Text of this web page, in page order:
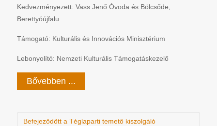
Kedvezményezett: Vass Jenő Óvoda és Bölcsőde,
Berettyóújfalu
Támogató: Kulturális és Innovációs Minisztérium
Lebonyolító: Nemzeti Kulturális Támogatáskezelő
Bővebben ...
Befejeződött a Téglaparti temető kiszolgáló